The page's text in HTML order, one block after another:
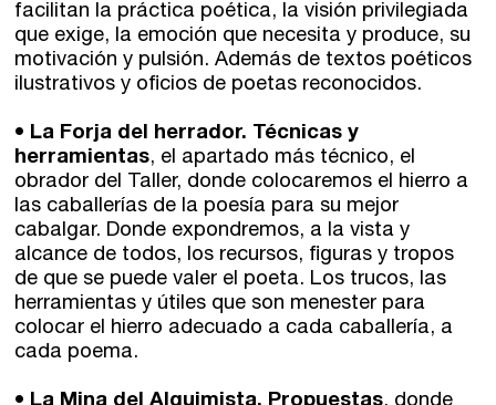
facilitan la práctica poética, la visión privilegiada
que exige, la emoción que necesita y produce, su
motivación y pulsión. Además de textos poéticos
ilustrativos y oficios de poetas reconocidos.
• La Forja del herrador. Técnicas y
herramientas, el apartado más técnico, el
obrador del Taller, donde colocaremos el hierro a
las caballerías de la poesía para su mejor
cabalgar. Donde expondremos, a la vista y
alcance de todos, los recursos, figuras y tropos
de que se puede valer el poeta. Los trucos, las
herramientas y útiles que son menester para
colocar el hierro adecuado a cada caballería, a
cada poema.